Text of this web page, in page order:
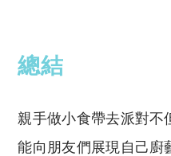
總結
親手做小食帶去派對不
能向朋友們展現自己廚